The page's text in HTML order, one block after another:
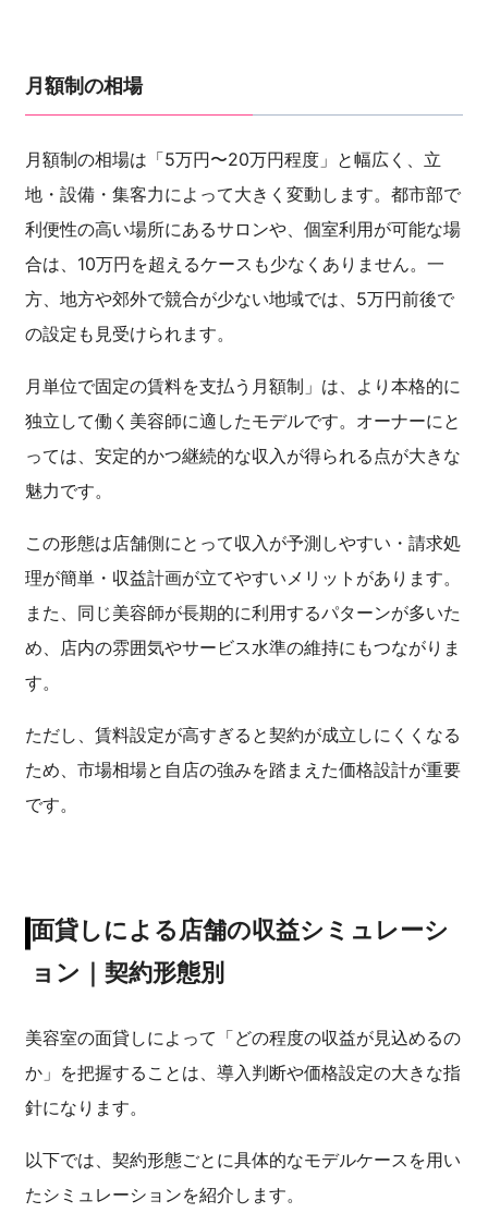
月額制の相場
月額制の相場は「5万円〜20万円程度」と幅広く、立
地・設備・集客力によって大きく変動します。都市部で
利便性の高い場所にあるサロンや、個室利用が可能な場
合は、10万円を超えるケースも少なくありません。一
方、地方や郊外で競合が少ない地域では、5万円前後で
の設定も見受けられます。
月単位で固定の賃料を支払う月額制」は、より本格的に
独立して働く美容師に適したモデルです。オーナーにと
っては、安定的かつ継続的な収入が得られる点が大きな
魅力です。
この形態は店舗側にとって収入が予測しやすい・請求処
理が簡単・収益計画が立てやすいメリットがあります。
また、同じ美容師が長期的に利用するパターンが多いた
め、店内の雰囲気やサービス水準の維持にもつながりま
す。
ただし、賃料設定が高すぎると契約が成立しにくくなる
ため、市場相場と自店の強みを踏まえた価格設計が重要
です。
面貸しによる店舗の収益シミュレーシ
ョン｜契約形態別
美容室の面貸しによって「どの程度の収益が見込めるの
か」を把握することは、導入判断や価格設定の大きな指
針になります。
以下では、契約形態ごとに具体的なモデルケースを用い
たシミュレーションを紹介します。